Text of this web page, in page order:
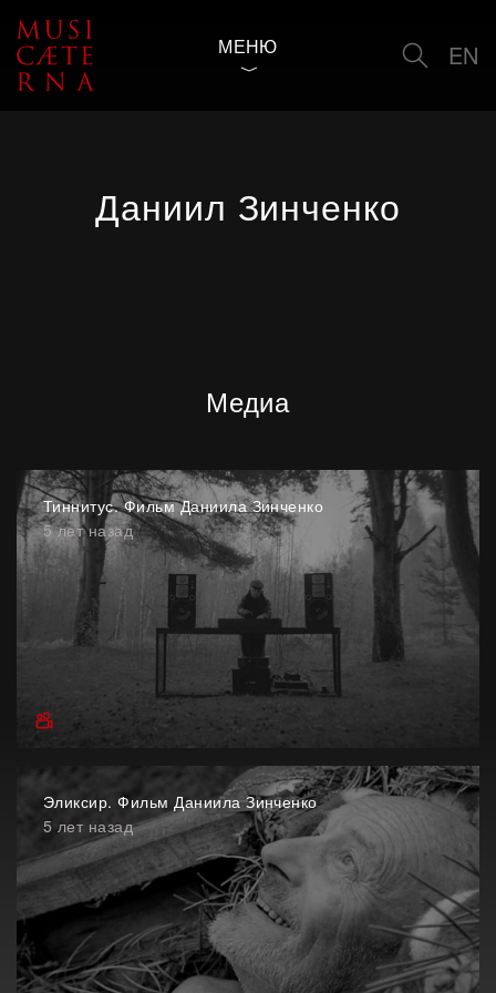
МЕНЮ EN
Даниил Зинченко
Медиа
Тиннитус. Фильм Даниила Зинченко
5 лет назад
Эликсир. Фильм Даниила Зинченко
5 лет назад